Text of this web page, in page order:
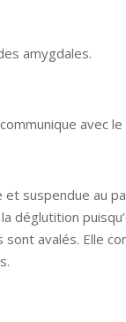
amygdales.
avec le
suspendue au
déglutition
avalés. Elle